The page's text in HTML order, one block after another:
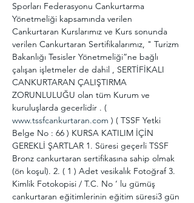
Sporları Federasyonu Cankurtarma
Yönetmeliği kapsamında verilen
Cankurtaran Kurslarımız ve Kurs sonunda
verilen Cankurtaran Sertifikalarımız, " Turizm
Bakanlığı Tesisler Yönetmeliği”ne bağlı
çalışan işletmeler de dahil , SERTİFİKALI
CANKURTARAN ÇALIŞTIRMA
ZORUNLULUĞU olan tüm Kurum ve
kuruluşlarda gecerlidir . (
www.tssfcankurtaran.com ) ( TSSF Yetki
Belge No : 66 ) KURSA KATILIM İÇİN
GEREKLİ ŞARTLAR 1. Süresi geçerli TSSF
Bronz cankurtaran sertifikasına sahip olmak
(ön koşul). 2. ( 1 ) Adet vesikalık Fotoğraf 3.
Kimlik Fotokopisi / T.C. No ‘ lu gümüş
cankurtaran eğitimlerinin eğitim süresi3 gün